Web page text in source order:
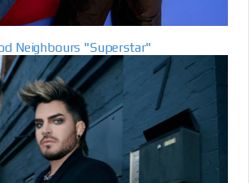
Neighbours "Superstar"